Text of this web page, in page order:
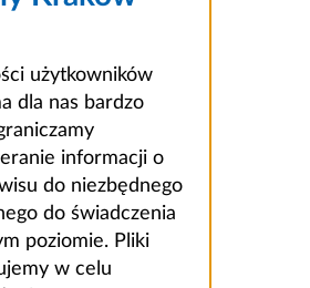
użytkowników
dla nas bardzo
informacji o
do niezbędnego
do świadczenia
poziomie. Pliki
w celu